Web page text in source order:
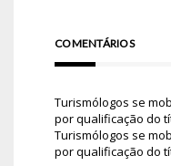
COMENTÁRIOS
Turismólogos se
por qualificação do
Turismólogos se
por qualificação do